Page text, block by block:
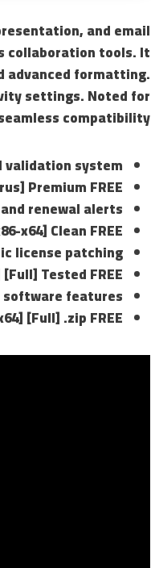
and email
collaboration tools. It
advanced formatting.
settings. Noted for
compatibility.
system
Premium FREE
renewal alerts
x64] Clean FREE
license patching
Tested FREE
features
[Full] .zip FREE